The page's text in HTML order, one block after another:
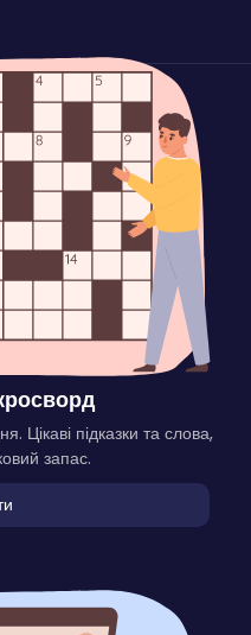
Цікаві підказки та слова,
запас.